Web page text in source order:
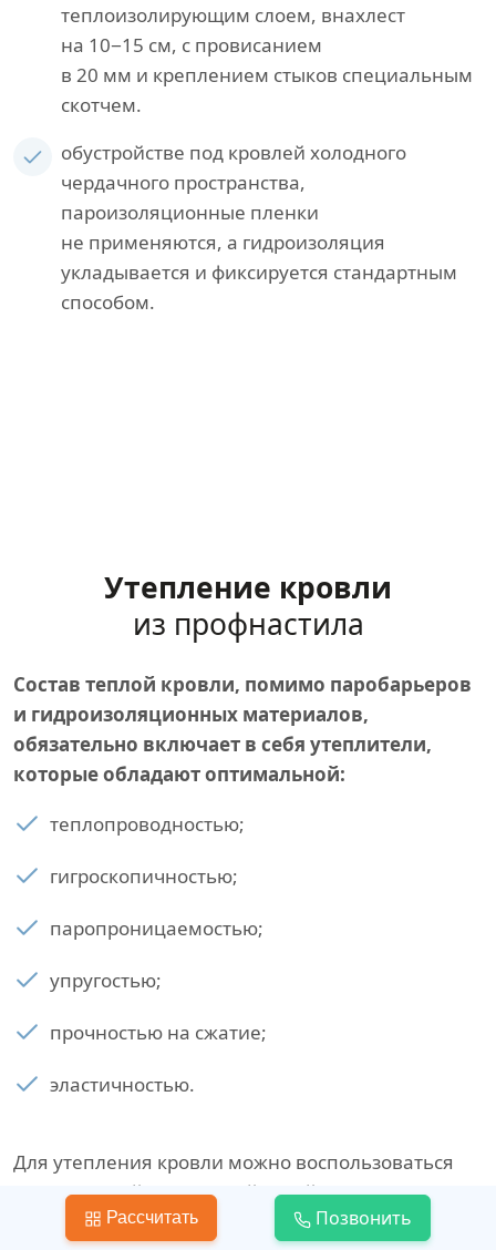
теплоизолирующим слоем, внахлест
на 10−15 см, с провисанием
в 20 мм и креплением стыков специальным
скотчем.
обустройстве под кровлей холодного
чердачного пространства,
пароизоляционные пленки
не применяются, а гидроизоляция
укладывается и фиксируется стандартным
способом.
Утепление кровли
из профнастила
Состав теплой кровли, помимо паробарьеров
и гидроизоляционных материалов,
обязательно включает в себя утеплители,
которые обладают оптимальной:
теплопроводностью;
гигроскопичностью;
паропроницаемостью;
упругостью;
прочностью на сжатие;
эластичностью.
Для утепления кровли можно воспользоваться
минеральной и каменной ватой, сыпучими
материалами, пеноплэксом или пенопластом.
Рассчитать Позвонить